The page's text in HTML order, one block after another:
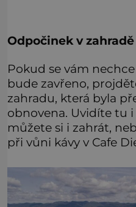
Odpočinek v zahradě
Pokud se vám
bude zavřeno,
zahradu, která byla
obnovena. Uvidíte tu
můžete si i zahrát,
při vůni kávy v Cafe